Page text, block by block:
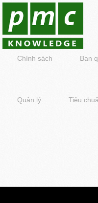
Chính sách Ban
Quản lý Tiêu